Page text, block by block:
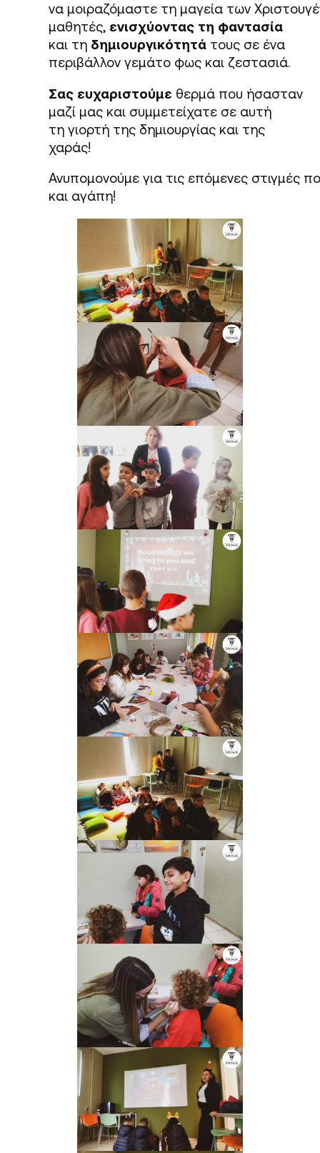
να μοιραζόμαστε τη μαγεία των
μαθητές, ενισχύοντας τη φαντασία
και τη δημιουργικότητά τους σε ένα
περιβάλλον γεμάτο φως και ζεστασιά.
Σας ευχαριστούμε θερμά που ήσασταν
μαζί μας και συμμετείχατε σε αυτή
τη γιορτή της δημιουργίας και της
χαράς!
Ανυπομονούμε για τις επόμενες στιγμές
και αγάπη!